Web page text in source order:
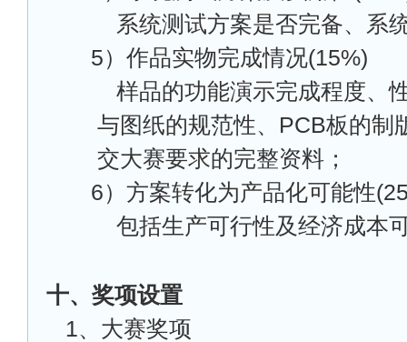
系统测试方案是否完备、系
5）作品实物完成情况(15%)
样品的功能演示完成程度、
与图纸的规范性、PCB板的制
交大赛要求的完整资料；
6）方案转化为产品化可能性
包括生产可行性及经济成本
十、奖项设置
1、大赛奖项